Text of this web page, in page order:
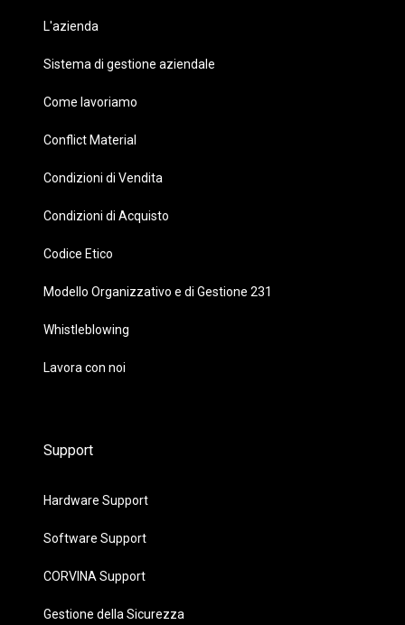
L'azienda
Sistema di gestione aziendale
Come lavoriamo
Conflict Material
Condizioni di Vendita
Condizioni di Acquisto
Codice Etico
Modello Organizzativo e di Gestione 231
Whistleblowing
Lavora con noi
Support
Hardware Support
Software Support
CORVINA Support
Gestione della Sicurezza